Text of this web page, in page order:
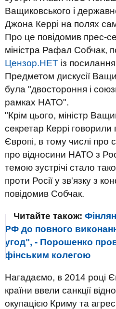
Ващиковського і
Джона Керрі на полях
Про це повідомив прес-
міністра Рафал Собчак,
Цензор.НЕТ із
Предметом дискусії
була "двостороння і
рамках НАТО".
"Крім цього, міністр
секретар Керрі говорили
Європі, в тому числі про
про відносини НАТО з
темою зустрічі стало
проти Росії у зв'язку з
повідомив Собчак.
Читайте також:
РФ до повного
угод", - Порошенко
фінським колегою
Нагадаємо, в 2014 році
країни ввели санкції
окупацією Криму та